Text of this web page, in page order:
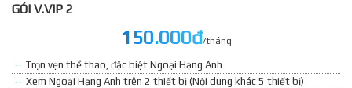
GÓI V.VIP 2
150.000đ/tháng
Trọn vẹn thể thao, đặc biệt Ngoại Hạng Anh
Xem Ngoại Hạng Anh trên 2 thiết bị (Nội dung khác 5 thiết bị)